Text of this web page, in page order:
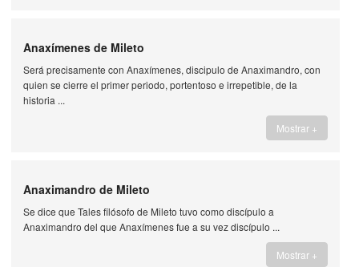
Anaxímenes de Mileto
Será precisamente con Anaxímenes, discipulo de Anaximandro, con
quien se cierre el primer periodo, portentoso e irrepetible, de la
historia ...
Mostrar +
Anaximandro de Mileto
Se dice que Tales filósofo de Mileto tuvo como discípulo a
Anaximandro del que Anaxímenes fue a su vez discípulo ...
Mostrar +